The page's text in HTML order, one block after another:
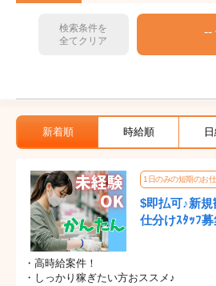
検索条件を
全てクリア
新着順 時給順
1日のみの短期のお
$即払可♪新規
仕分けｽﾀｯﾌ募
・高時給案件！
・しっかり稼ぎたい方おススメ♪